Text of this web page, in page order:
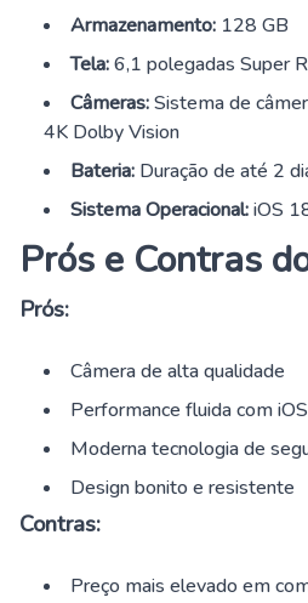
Armazenamento: 128 GB
Tela:6,1 polegadas Super
Câmeras:Sistema de
4K Dolby Vision
Bateria: Duração de até 2
Sistema Operacional:iOS
Prós e Contras
Prós:
Câmera de alta qualidade
Performance fluida com
Moderna tecnologia de
Design bonito e resistente
Contras:
Preço mais elevado em